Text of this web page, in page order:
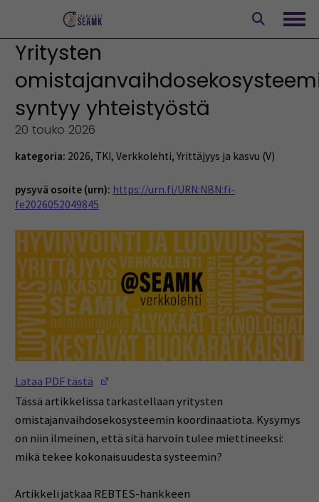
Yritysten
syntyy yhteistyöstä
20 touko 2026
kategoria: 2026, TKI, Verkkolehti, Yrittäjyys ja kasvu (V)
pysyvä osoite (urn): https://urn.fi/URN:NBN:fi-
fe2026052049845
Lataa PDF tästä
Tässä artikkelissa tarkastellaan yritysten
omistajanvaihdosekosysteemin koordinaatiota. Kysymys
on niin ilmeinen, että sitä harvoin tulee miettineeksi:
mikä tekee kokonaisuudesta systeemin?
Artikkeli jatkaa REBTES-hankkeen